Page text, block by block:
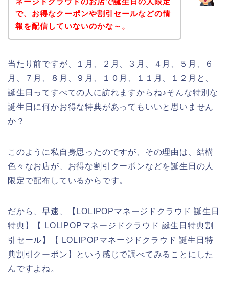
で、お得なクーポンや割引セールなどの情
報を配信していないのかな～。
当たり前ですが、１月、２月、３月、４月、５月、６
月、７月、８月、９月、１０月、１１月、１２月と、
誕生日ってすべての人に訪れますからね♪そんな特別な
誕生日に何かお得な特典があってもいいと思いません
か？
このように私自身思ったのですが、その理由は、結構
色々なお店が、お得な割引クーポンなどを誕生日の人
限定で配布しているからです。
だから、早速、【LOLIPOPマネージドクラウド 誕生日
特典】【 LOLIPOPマネージドクラウド 誕生日特典割
引セール】【 LOLIPOPマネージドクラウド 誕生日特
典割引クーポン】という感じで調べてみることにした
んですよね。